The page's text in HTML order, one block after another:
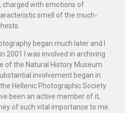
charged with emotions of
smell of the much-
began much later and I
2001 I was involved in archiving
of the Natural History Museum
involvement began in
Hellenic Photographic Society
been an active member of it,
of such vital importance to me.